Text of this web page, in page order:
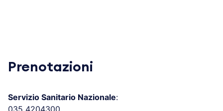
Prenotazioni
Servizio Sanitario Nazionale:
035 4204300